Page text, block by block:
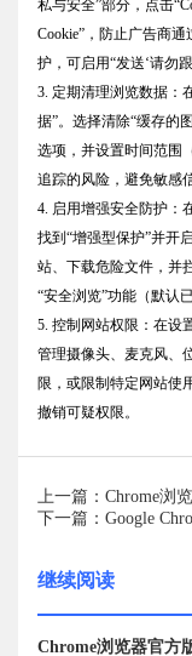
私与安全”部分，点击
Cookie”，防止广告商
护，可启用“发送‘请勿跟
3. 定期清理浏览数据：
据”。选择清除“缓存的
选项，并设置时间范围
追踪的风险，避免敏感
4. 启用增强安全防护：
找到“增强型保护”并开
站、下载危险文件，并
“安全浏览”功能（默认
5. 控制网站权限：在设
管理摄像头、麦克风、
限，或限制特定网站使
撤销可疑权限。
上一篇：Chrome浏
下一篇：Google
继续阅读
Chrome浏览器官方